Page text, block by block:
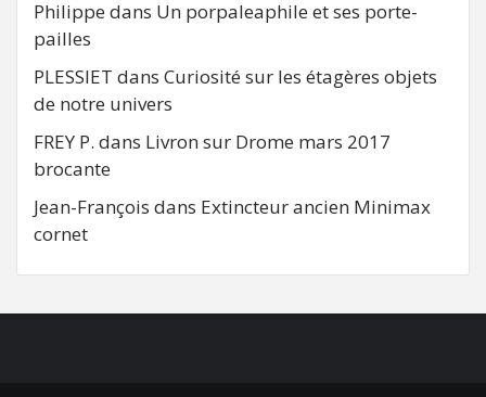
Philippe dans Un porpaleaphile et ses porte-
pailles
PLESSIET dans Curiosité sur les étagères objets
de notre univers
FREY P. dans Livron sur Drome mars 2017
brocante
Jean-François dans Extincteur ancien Minimax
cornet